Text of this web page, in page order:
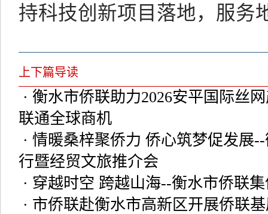
持科技创新项目落地，服务
上下篇导读
· 衡水市侨联助力2026安平国际
联通全球商机
· 情暖桑梓聚侨力 侨心筑梦促发展
行暨经贸文旅推介会
· 穿越时空 跨越山海--衡水市侨联
· 市侨联赴衡水市高新区开展侨联